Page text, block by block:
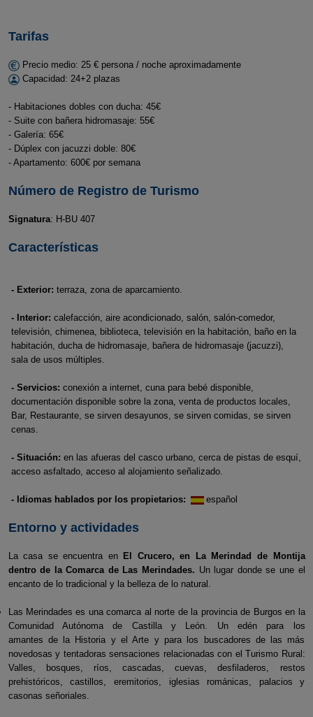
Tarifas
Precio medio: 25 € persona / noche aproximadamente
Capacidad: 24+2 plazas
- Habitaciones dobles con ducha: 45€
- Suite con bañera hidromasaje: 55€
- Galería: 65€
- Dúplex con jacuzzi doble: 80€
- Apartamento: 600€ por semana
Número de Registro de Turismo
Signatura: H-BU 407
Características
- Exterior: terraza, zona de aparcamiento.
- Interior: calefacción, aire acondicionado, salón, salón-comedor,
televisión, chimenea, biblioteca, televisión en la habitación, baño en la
habitación, ducha de hidromasaje, bañera de hidromasaje (jacuzzi),
sala de usos múltiples.
- Servicios: conexión a internet, cuna para bebé disponible,
documentación disponible sobre la zona, venta de productos locales,
Bar, Restaurante, se sirven desayunos, se sirven comidas, se sirven
cenas.
- Situación: en las afueras del casco urbano, cerca de pistas de esquí,
acceso asfaltado, acceso al alojamiento señalizado.
- Idiomas hablados por los propietarios: español
Entorno y actividades
La casa se encuentra en El Crucero, en La Merindad de Montija
dentro de la Comarca de Las Merindades. Un lugar donde se une el
encanto de lo tradicional y la belleza de lo natural.
Las Merindades es una comarca al norte de la provincia de Burgos en la
Comunidad Autónoma de Castilla y León. Un edén para los
amantes de la Historia y el Arte y para los buscadores de las más
novedosas y tentadoras sensaciones relacionadas con el Turismo Rural:
Valles, bosques, ríos, cascadas, cuevas, desfiladeros, restos
prehistóricos, castillos, eremitorios, iglesias románicas, palacios y
casonas señoriales.